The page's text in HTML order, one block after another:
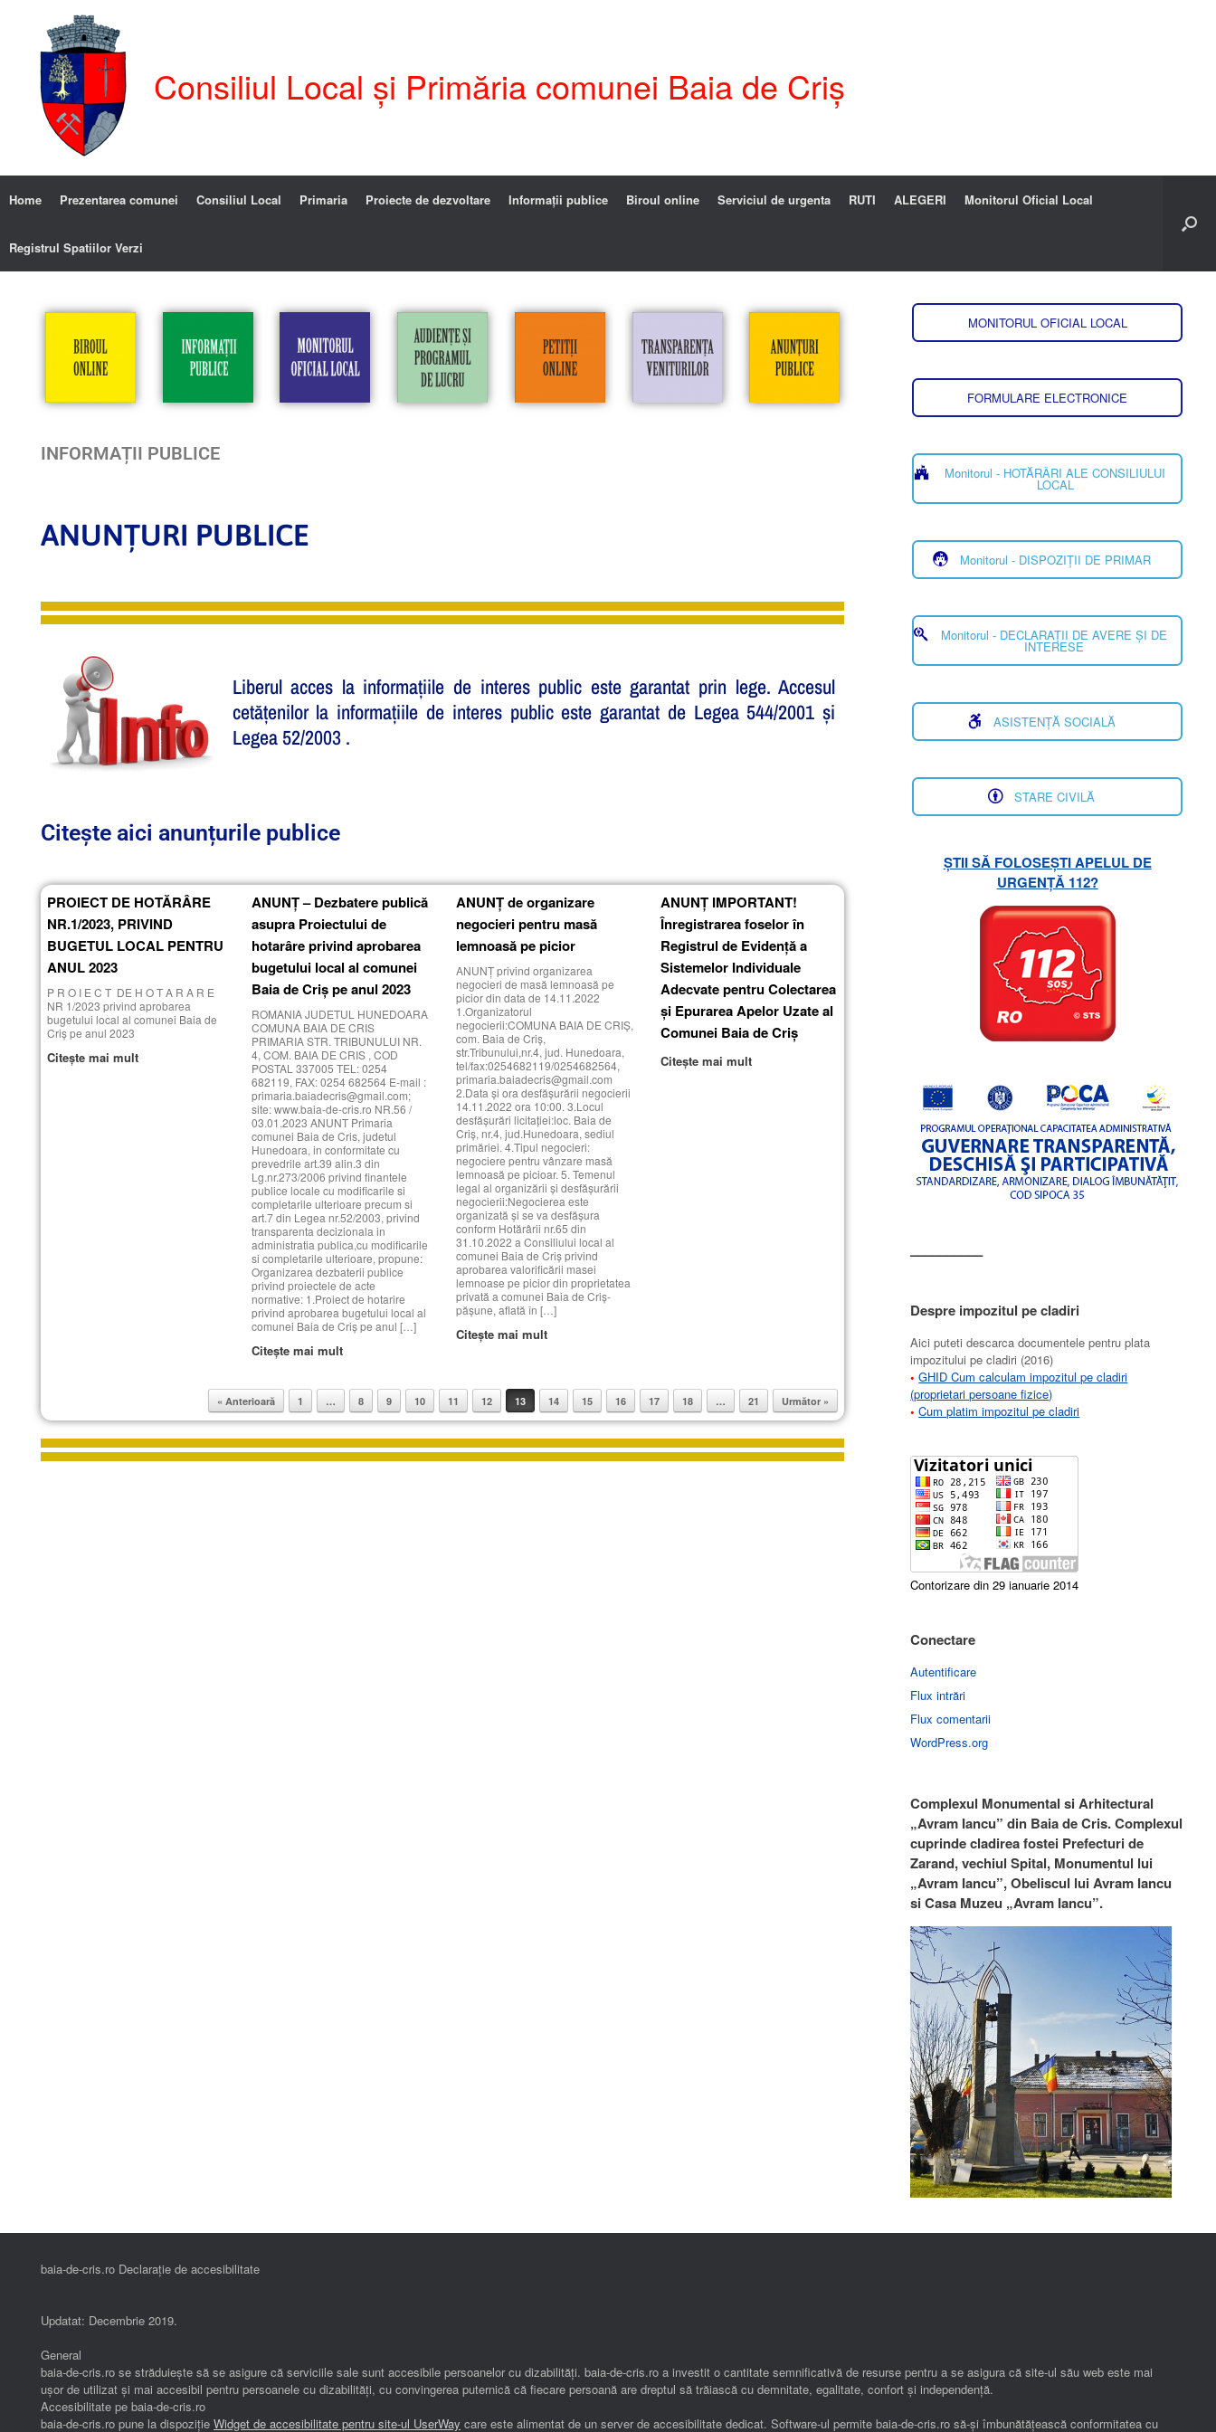
Consiliul Local și Primăria comunei Baia de Criș
Home Prezentarea comunei Consiliul Local Primaria Proiecte de dezvoltare Informații publice Biroul online Serviciul de urgenta RUTI ALEGERI Monitorul Oficial Local
Registrul Spatiilor Verzi
INFORMAȚII PUBLICE
ANUNȚURI PUBLICE
Liberul acces la informațiile de interes public este garantat prin lege. Accesul
cetățenilor la informațiile de interes public este garantat de Legea 544/2001 și
Legea 52/2003 .
Citește aici anunțurile publice
PROIECT DE HOTĂRÂRE
NR.1/2023, PRIVIND
BUGETUL LOCAL PENTRU
ANUL 2023
P R O I E C T DE H O T A R A R E
NR 1/2023 privind aprobarea
bugetului local al comunei Baia de
Criş pe anul 2023
Citește mai mult
ANUNȚ – Dezbatere publică
asupra Proiectului de
hotarâre privind aprobarea
bugetului local al comunei
Baia de Criş pe anul 2023
ROMANIA JUDETUL HUNEDOARA
COMUNA BAIA DE CRIS
PRIMARIA STR. TRIBUNULUI NR.
4, COM. BAIA DE CRIS , COD
POSTAL 337005 TEL: 0254
682119, FAX: 0254 682564 E-mail :
primaria.baiadecris@gmail.com;
site: www.baia-de-cris.ro NR.56 /
03.01.2023 ANUNT Primaria
comunei Baia de Cris, judetul
Hunedoara, in conformitate cu
prevedrile art.39 alin.3 din
Lg.nr.273/2006 privind finantele
publice locale cu modificarile si
completarile ulterioare precum si
art.7 din Legea nr.52/2003, privind
transparenta decizionala in
administratia publica,cu modificarile
si completarile ulterioare, propune:
Organizarea dezbaterii publice
privind proiectele de acte
normative: 1.Proiect de hotarire
privind aprobarea bugetului local al
comunei Baia de Criş pe anul […]
Citește mai mult
ANUNȚ de organizare
negocieri pentru masă
lemnoasă pe picior
ANUNȚ privind organizarea
negocieri de masă lemnoasă pe
picior din data de 14.11.2022
1.Organizatorul
negocierii:COMUNA BAIA DE CRIȘ,
com. Baia de Criș,
str.Tribunului,nr.4, jud. Hunedoara,
tel/fax:0254682119/0254682564,
primaria.baiadecris@gmail.com
2.Data și ora desfășurării negocierii
14.11.2022 ora 10:00. 3.Locul
desfășurări licitației:loc. Baia de
Criș, nr.4, jud.Hunedoara, sediul
primăriei. 4.Tipul negocieri:
negociere pentru vânzare masă
lemnoasă pe picioar. 5. Temenul
legal al organizării și desfășurării
negocierii:Negocierea este
organizată și se va desfășura
conform Hotărârii nr.65 din
31.10.2022 a Consiliului local al
comunei Baia de Criș privind
aprobarea valorificării masei
lemnoase pe picior din proprietatea
privată a comunei Baia de Criș-
pășune, aflată în […]
Citește mai mult
ANUNȚ IMPORTANT!
Înregistrarea foselor în
Registrul de Evidență a
Sistemelor Individuale
Adecvate pentru Colectarea
și Epurarea Apelor Uzate al
Comunei Baia de Criș
Citește mai mult
Post navigation
« Anterioară 1 … 8 9 10 11 12 13 14 15 16 17 18 … 21 Următor »
MONITORUL OFICIAL LOCAL
FORMULARE ELECTRONICE
Monitorul - HOTĂRÂRI ALE CONSILIULUI
LOCAL
Monitorul - DISPOZIȚII DE PRIMAR
Monitorul - DECLARAȚII DE AVERE ȘI DE
INTERESE
ASISTENȚĂ SOCIALĂ
STARE CIVILĂ
ȘTII SĂ FOLOSEȘTI APELUL DE
URGENȚĂ 112?
––––––––––
Despre impozitul pe cladiri
Aici puteti descarca documentele pentru plata
impozitului pe cladiri (2016)
• GHID Cum calculam impozitul pe cladiri
(proprietari persoane fizice)
• Cum platim impozitul pe cladiri
Contorizare din 29 ianuarie 2014
Conectare
Autentificare
Flux intrări
Flux comentarii
WordPress.org
Complexul Monumental si Arhitectural
„Avram Iancu” din Baia de Cris. Complexul
cuprinde cladirea fostei Prefecturi de
Zarand, vechiul Spital, Monumentul lui
„Avram Iancu”, Obeliscul lui Avram Iancu
si Casa Muzeu „Avram Iancu”.
baia-de-cris.ro Declarație de accesibilitate
Updatat: Decembrie 2019.
General
baia-de-cris.ro se străduiește să se asigure că serviciile sale sunt accesibile persoanelor cu dizabilități. baia-de-cris.ro a investit o cantitate semnificativă de resurse pentru a se asigura că site-ul său web este mai
ușor de utilizat și mai accesibil pentru persoanele cu dizabilități, cu convingerea puternică că fiecare persoană are dreptul să trăiască cu demnitate, egalitate, confort și independenţă.
Accesibilitate pe baia-de-cris.ro
baia-de-cris.ro pune la dispoziție Widget de accesibilitate pentru site-ul UserWay care este alimentat de un server de accesibilitate dedicat. Software-ul permite baia-de-cris.ro să-și îmbunătățească conformitatea cu